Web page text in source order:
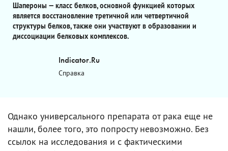
Шапероны — класс белков, основной функцией которых
является восстановление третичной или четвертичной
структуры белков, также они участвуют в образовании и
диссоциации белковых комплексов.
Indicator.Ru
Справка
Однако универсального препарата от рака еще не
нашли, более того, это попросту невозможно. Без
ссылок на исследования и с фактическими